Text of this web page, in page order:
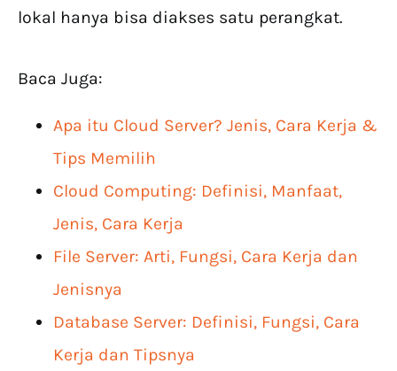
lokal hanya bisa diakses satu perangkat.
Baca Juga:
Apa itu Cloud Server? Jenis, Cara Kerja &
Tips Memilih
Cloud Computing: Definisi, Manfaat,
Jenis, Cara Kerja
File Server: Arti, Fungsi, Cara Kerja dan
Jenisnya
Database Server: Definisi, Fungsi, Cara
Kerja dan Tipsnya